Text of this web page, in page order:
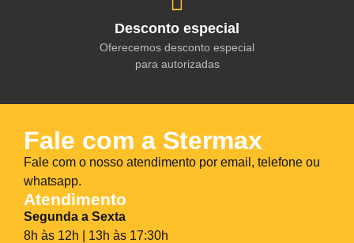
Desconto especial
Oferecemos desconto especial
para autorizadas
Fale com a Stermax
Fale com o nosso atendimento por email, telefone ou
whatsapp.
Atendimento
Segunda a Sexta
8h às 12h | 13h às 17:30h